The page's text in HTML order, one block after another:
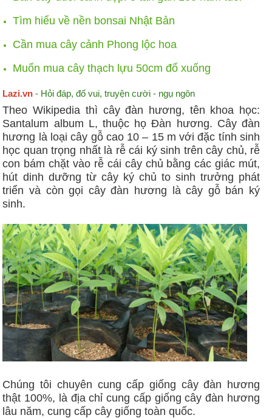
Tìm hiểu về nền bonsai Nhật Bản
Cần mua cây cảnh Phong lộc hoa
Muốn mua cây thạch lựu 50cm đổ xuống
Lazi.vn - Hỏi đáp, đố vui, truyện cười - ngụ ngôn
Theo Wikipedia thì cây đàn hương, tên khoa học:
Santalum album L, thuộc họ Đàn hương. Cây đàn
hương là loại cây gỗ cao 10 – 15 m với đặc tính sinh
học quan trọng nhất là rễ cái ký sinh trên cây chủ, rễ
con bám chặt vào rễ cái cây chủ bằng các giác mút,
hút dinh dưỡng từ cây ký chủ to sinh trưởng phát
triển và còn gọi cây đàn hương là cây gỗ bán ký
sinh.
Chúng tôi chuyên cung cấp giống cây đàn hương
thật 100%, là địa chỉ cung cấp giống cây đàn hương
lâu năm, cung cấp cây giống toàn quốc.